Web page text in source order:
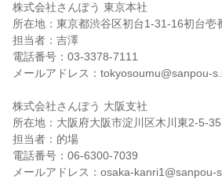
株式会社さんぽう 東京本社
所在地：東京都渋谷区初台1-31-16初台壱
担当者：吉澤
電話番号：03-3378-7111
メールアドレス：tokyosoumu@sanpou-
株式会社さんぽう 大阪支社
所在地：大阪府大阪市淀川区木川東2-5-35
担当者：的場
電話番号：06-6300-7039
メールアドレス：osaka-kanri1@sanpou-